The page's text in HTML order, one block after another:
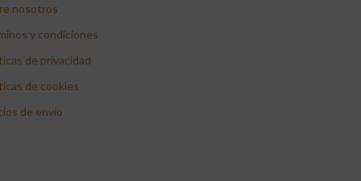
nosotros
y condiciones
de privacidad
de cookies
de envío